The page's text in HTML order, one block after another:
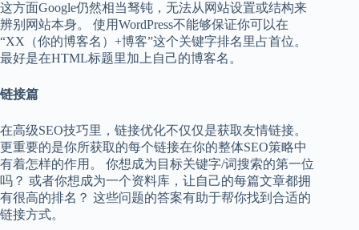
这方面Google仍然相当驽钝，无法从网站设置或结构来
辨别网站本身。 使用WordPress不能够保证你可以在
“XX（你的博客名）+博客”这个关键字排名里占首位。
最好是在HTML标题里加上自己的博客名。
链接篇
在高级SEO技巧里，链接优化不仅仅是获取友情链接。
更重要的是你所获取的每个链接在你的整体SEO策略中
有着怎样的作用。 你想成为目标关键字/词搜索的第一位
吗？ 或者你想成为一个资料库，让自己的每篇文章都拥
有很高的排名？ 这些问题的答案有助于帮你找到合适的
链接方式。